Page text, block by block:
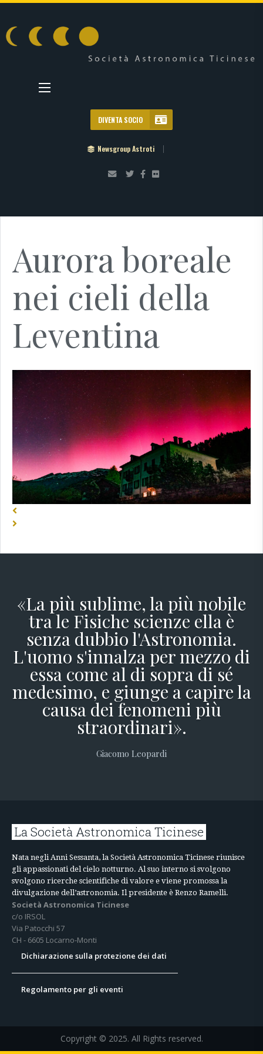
DIVENTA SOCIO
Newsgroup Astroti
Aurora boreale
nei cieli della
Leventina
«La più sublime, la più nobile
tra le Fisiche scienze ella è
senza dubbio l'Astronomia.
L'uomo s'innalza per mezzo di
essa come al di sopra di sé
medesimo, e giunge a capire la
causa dei fenomeni più
straordinari».
Giacomo Leopardi
La Società Astronomica Ticinese
Nata negli Anni Sessanta, la Società Astronomica Ticinese riunisce
gli appassionati del cielo notturno. Al suo interno si svolgono
svolgono ricerche scientifiche di valore e viene promossa la
divulgazione dell’astronomia. Il presidente è Renzo Ramelli.
Società Astronomica Ticinese
c/o IRSOL
Via Patocchi 57
CH - 6605 Locarno-Monti
Dichiarazione sulla protezione dei dati
Regolamento per gli eventi
Copyright © 2025. All Rights reserved.